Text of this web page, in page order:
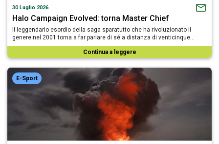
30 Luglio 2026
Halo Campaign Evolved: torna Master Chief
Il leggendario esordio della saga sparatutto che ha rivoluzionato il
genere nel 2001 torna a far parlare di sé a distanza di venticinque…
Continua a leggere
E-Sport